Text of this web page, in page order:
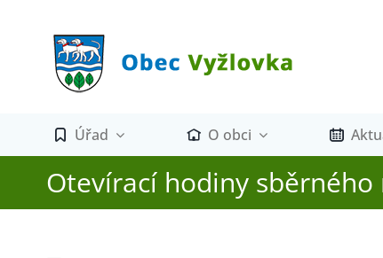
Úřad O obci
Otevírací hodiny sběrného